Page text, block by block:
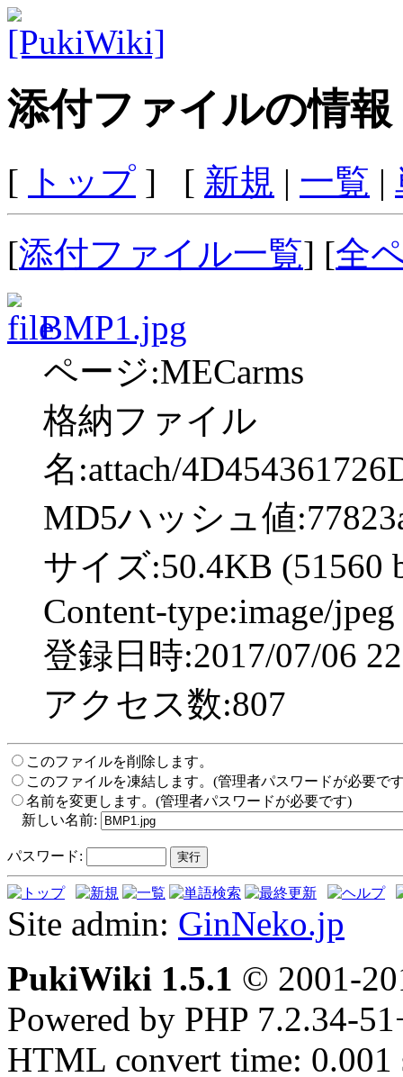
添付ファイルの情報
[ トップ ] [ 新規 | 一覧 |
[添付ファイル一覧] [全
BMP1.jpg
ページ:MECarms
格納ファイル
名:attach/
MD5ハッシュ値
サイズ:50.4KB (51560
Content-type:image/jpeg
登録日時:2017/07/06
アクセス数:807
このファイルを削除します。
このファイルを凍結します。(管理者パスワードが必要で
名前を変更します。(管理者パスワードが必要です)
新しい名前:
パスワード:
Site admin: GinNeko.jp
PukiWiki 1.5.1 © 2001-
Powered by PHP 7.2.34-
HTML convert time: 0.001